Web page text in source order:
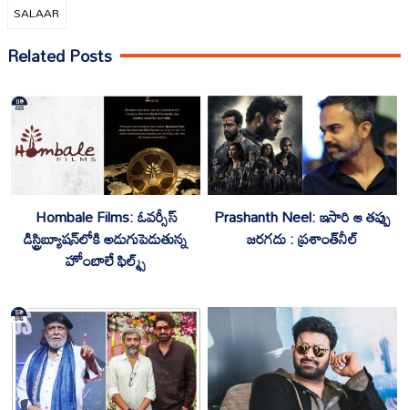
SALAAR
Related Posts
Hombale Films: ఓవర్సీస్
డిస్ట్రిబ్యూషన్‌లోకి అడుగుపెడుతున్న
హోంబాలే ఫిల్మ్స్
Prashanth Neel: ఇసారి ఆ తప్పు
జరగదు : ప్రశాంత్‌నీల్‌